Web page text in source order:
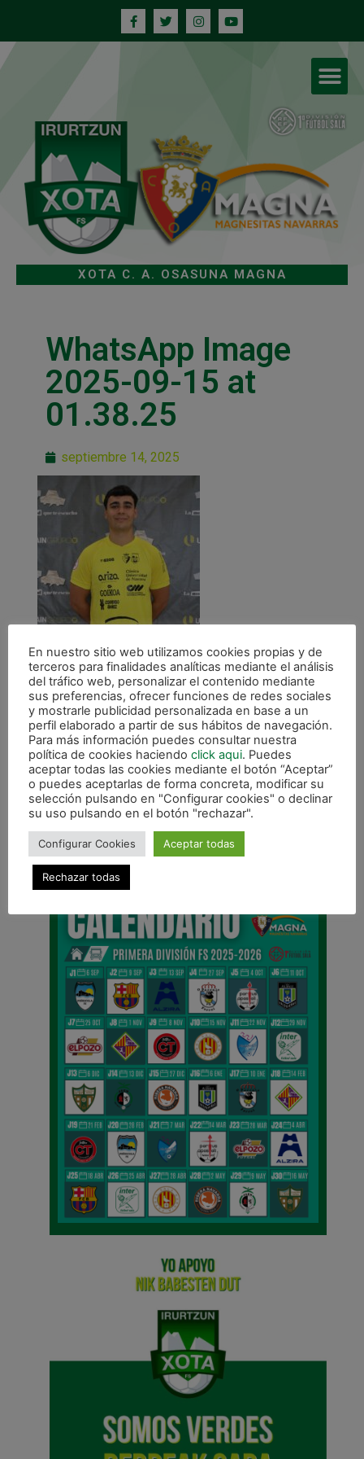
XOTA C. A. OSASUNA MAGNA
WhatsApp Image
2025-09-15 at
01.38.25
septiembre 14, 2025
ANTERIOR
Equipo
CALENDARIO DE LIGA
En nuestro sitio web utilizamos cookies propias y de
terceros para finalidades analíticas mediante el análisis
del tráfico web, personalizar el contenido mediante
sus preferencias, ofrecer funciones de redes sociales
y mostrarle publicidad personalizada en base a un
perfil elaborado a partir de sus hábitos de navegación.
Para más información puedes consultar nuestra
política de cookies haciendo click aqui. Puedes
aceptar todas las cookies mediante el botón “Aceptar”
o puedes aceptarlas de forma concreta, modificar su
selección pulsando en "Configurar cookies" o declinar
su uso pulsando en el botón "rechazar".
Configurar Cookies Aceptar todas
Rechazar todas